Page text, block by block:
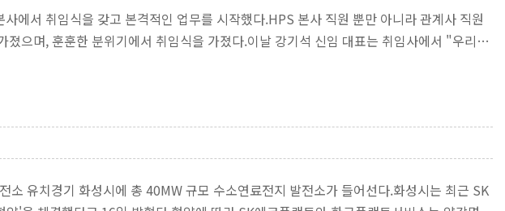
에서 취임식을 갖고 본격적인 업무를 시작했다.HPS 본사 직원 뿐만 아니라 관계사 직원
으며, 훈훈한 분위기에서 취임식을 가졌다.이날 강기석 신임 대표는 취임사에서 "우리들
유치경기 화성시에 총 40MW 규모 수소연료전지 발전소가 들어선다.화성시는 최근 SK